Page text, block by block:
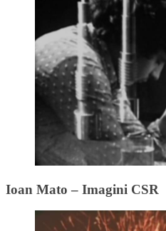
Ioan Mato – Imagini CSR